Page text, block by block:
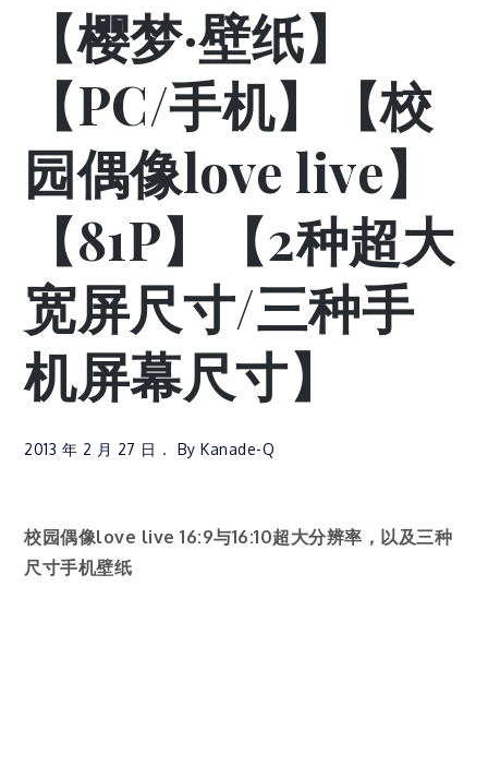
【樱梦·壁纸】
【PC/手机】【校
园偶像love live】
【81P】【2种超大
宽屏尺寸/三种手
机屏幕尺寸】
2013 年 2 月 27 日 ByKanade-Q
校园偶像love live 16:9与16:10超大分辨率，以及三种
尺寸手机壁纸